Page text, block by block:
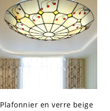
Plafonnier en verre beige